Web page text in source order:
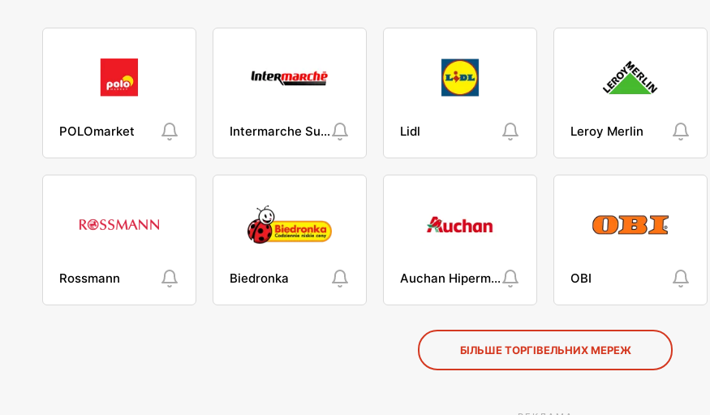
POLOmarket Intermarche Super Lidl Leroy Merlin
Rossmann Biedronka Auchan Hipermarket OBI
БІЛЬШЕ ТОРГІВЕЛЬНИХ МЕРЕЖ